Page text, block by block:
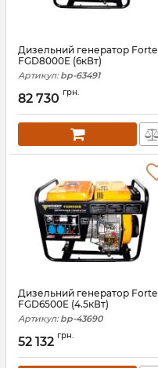
Дизельний генератор Forte
FGD8000E (6кВт)
Артикул: bp-63491
82 730 грн.
Дизельний генератор Forte
FGD6500E (4.5кВт)
Артикул: bp-43690
52 132 грн.